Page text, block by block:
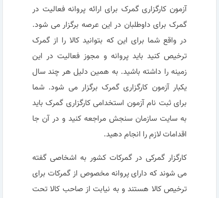
آزمون کارگزاری گمرک برای ارائه پروانه فعالیت در
گمرک برای داوطلبان در این عرصه برگزار می شود.
در واقع شما برای این که بتوانید کالا را از گمرک
ترخیص کنید باید پروانه و مجوز فعالیت در این
زمینه را داشته باشید. به همین دلیل هر چند سال
یکبار آزمون کارگزاری گمرک برگزار می شود. شما
برای ثبت نام آزمون استخدامی کارگزاری گمرک باید
به سایت سازمان سنجش مراجعه کنید و در آن جا
اقدامات لازم را انجام دهید.
کارگزار گمرکی در گمرکات کشور به اشخاصی گفته
می شوند که دارای پروانه مخصوص از گمرکات برای
ترخیص کالا هستند و به نیابت از صاحب کالا تحت